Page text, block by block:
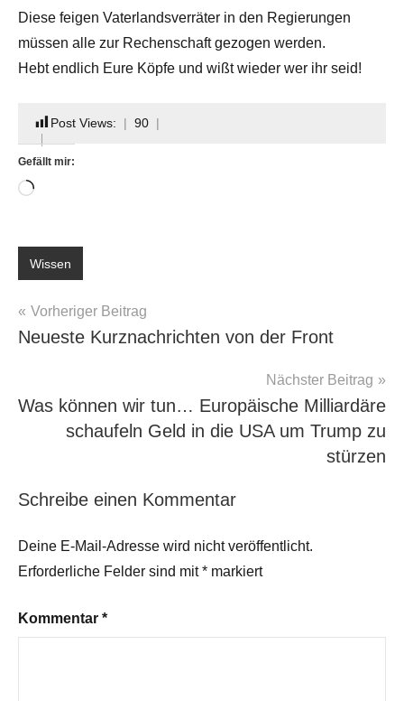
Diese feigen Vaterlandsverräter in den Regierungen
müssen alle zur Rechenschaft gezogen werden.
Hebt endlich Eure Köpfe und wißt wieder wer ihr seid!
Post Views: 90
Gefällt mir:
Wird
Schlagwörter:
Deutschland
Trump,
Bürgerkrieg
Wissen
Beitragsnavigation
Vorheriger Beitrag
Neueste Kurznachrichten von der Front
Nächster Beitrag
Was können wir tun… Europäische Milliardäre
schaufeln Geld in die USA um Trump zu
stürzen
Schreibe einen Kommentar
Deine E-Mail-Adresse wird nicht veröffentlicht.
Erforderliche Felder sind mit* markiert
Kommentar *